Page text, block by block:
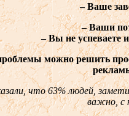
– Ваше
– Ваши
–Вы не успеваете
можно решить
что 63% людей,
важно, с